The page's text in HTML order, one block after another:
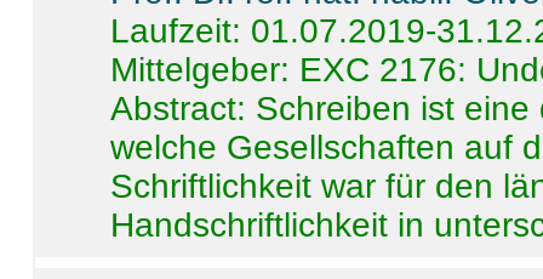
Laufzeit: 01.07.2019-
Mittelgeber: EXC 2176:
Abstract: Schreiben ist
welche Gesellschaften auf
Schriftlichkeit war für den
Handschriftlichkeit in